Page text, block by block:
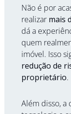
Não é por
realizar mais
dá a
quem
imóvel. Isso
redução de
proprietário.
Além disso, a